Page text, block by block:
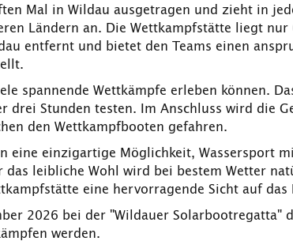
Mal in Wildau ausgetragen und zieht in
Ländern an. Die Wettkampfstätte liegt nur
entfernt und bietet den Teams einen
spannende Wettkämpfe erleben können.
drei Stunden testen. Im Anschluss wird die
den Wettkampfbooten gefahren.
eine einzigartige Möglichkeit, Wassersport
das leibliche Wohl wird bei bestem Wetter
eine hervorragende Sicht auf das
2026 bei der "Wildauer Solarbootregatta"
werden.